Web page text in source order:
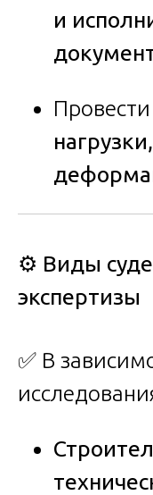
и
Провести
⚙️ Виды
экспертизы
✅ В